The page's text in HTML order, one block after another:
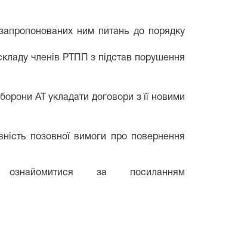
ним питань до порядку
членів РТПП з підстав порушення
АТ укладати договори з її новими
позовної вимоги про повернення
за посиланням